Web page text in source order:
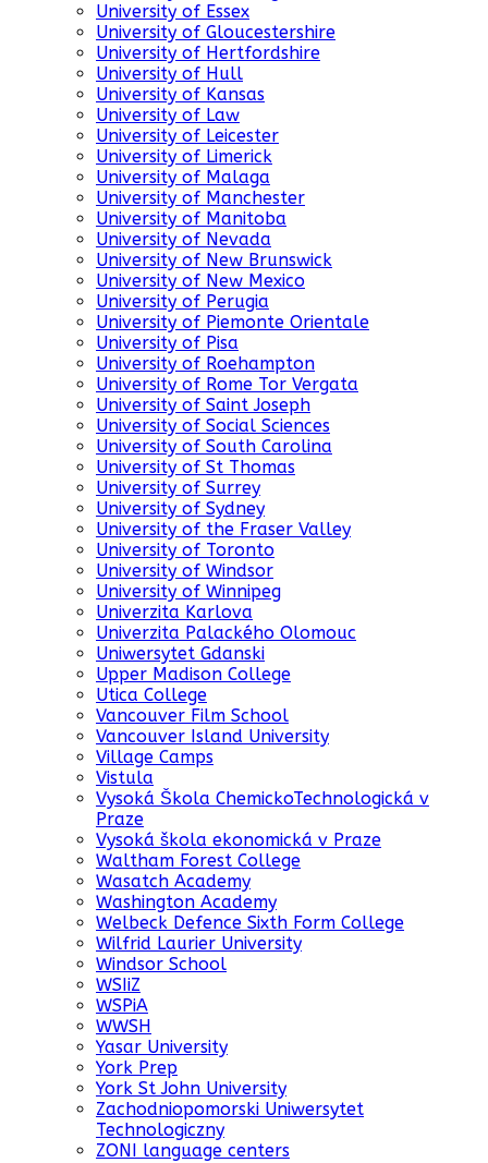
University of Essex
University of Gloucestershire
University of Hertfordshire
University of Hull
University of Kansas
University of Law
University of Leicester
University of Limerick
University of Malaga
University of Manchester
University of Manitoba
University of Nevada
University of New Brunswick
University of New Mexico
University of Perugia
University of Piemonte Orientale
University of Pisa
University of Roehampton
University of Rome Tor Vergata
University of Saint Joseph
University of Social Sciences
University of South Carolina
University of St Thomas
University of Surrey
University of Sydney
University of the Fraser Valley
University of Toronto
University of Windsor
University of Winnipeg
Univerzita Karlova
Univerzita Palackého Olomouc
Uniwersytet Gdanski
Upper Madison College
Utica College
Vancouver Film School
Vancouver Island University
Village Camps
Vistula
Vysoká Škola ChemickoTechnologická v
Praze
Vysoká škola ekonomická v Praze
Waltham Forest College
Wasatch Academy
Washington Academy
Welbeck Defence Sixth Form College
Wilfrid Laurier University
Windsor School
WSIiZ
WSPiA
WWSH
Yasar University
York Prep
York St John University
Zachodniopomorski Uniwersytet
Technologiczny
ZONI language centers